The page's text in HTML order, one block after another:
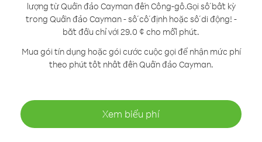
lượng từ Quần đảo Cayman đến Công-gô.Gọi số bất kỳ
trong Quần đảo Cayman - số cố định hoặc số di động! -
bắt đầu chỉ với 29.0 ¢ cho mỗi phút.
Mua gói tín dụng hoặc gói cước cuộc gọi để nhận mức phí
theo phút tốt nhất đến Quần đảo Cayman.
Xem biểu phí